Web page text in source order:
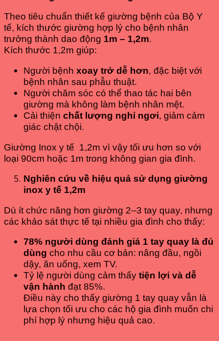
Theo tiêu chuẩn thiết kế giường bệnh của Bộ Y
tế, kích thước giường hợp lý cho bệnh nhân
trưởng thành dao động 1m – 1,2m.
Kích thước 1,2m giúp:
Người bệnh xoay trở dễ hơn, đặc biệt với
bệnh nhân sau phẫu thuật.
Người chăm sóc có thể thao tác hai bên
giường mà không làm bệnh nhân mệt.
Cải thiện chất lượng nghỉ ngơi, giảm cảm
giác chật chội.
Giường Inox y tế 1,2m vì vậy tối ưu hơn so với
loại 90cm hoặc 1m trong không gian gia đình.
Nghiên cứu về hiệu quả sử dụng giường
inox y tế 1,2m
Dù ít chức năng hơn giường 2–3 tay quay, nhưng
các khảo sát thực tế tại nhiều gia đình cho thấy:
78% người dùng đánh giá 1 tay quay là đủ
dùng cho nhu cầu cơ bản: nâng đầu, ngồi
dậy, ăn uống, xem TV.
Tỷ lệ người dùng cảm thấy tiện lợi và dễ
vận hành đạt 85%.
Điều này cho thấy giường 1 tay quay vẫn là
lựa chọn tối ưu cho các hộ gia đình muốn chi
phí hợp lý nhưng hiệu quả cao.